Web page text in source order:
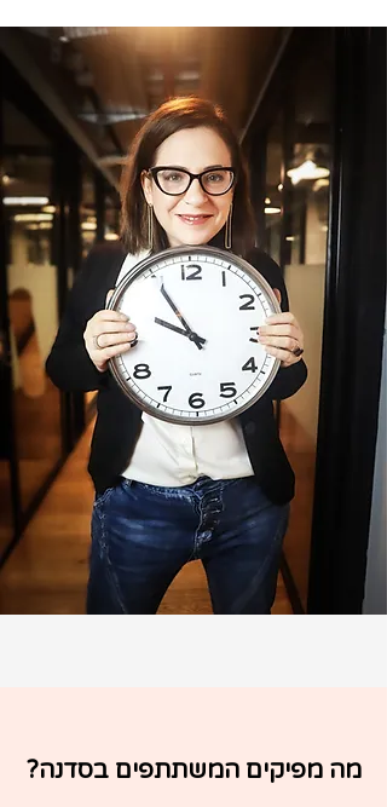
מה מפיקים המשתתפים בסדנה?